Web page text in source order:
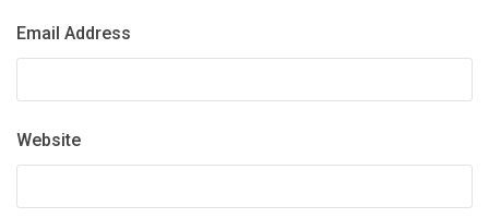
Email Address
Website